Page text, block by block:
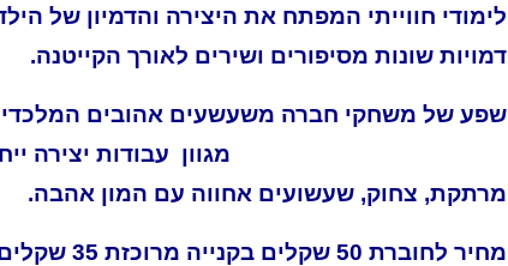
לימודי חווייתי המפתח את היצירה והדמיון של
דמויות שונות מסיפורים ושירים לאורך
שפע של משחקי חברה משעשעים אהובים
מגוון עבודות יצירה
מרתקת, צחוק, שעשועים אחווה עם המון אהבה.
מחיר לחוברת 50 שקלים בקנייה מרוכזת 35 שקלים